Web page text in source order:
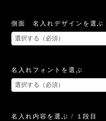
側面 名入れデザインを選ぶ
名入れフォントを選ぶ
名入れ内容を選ぶ / １段目